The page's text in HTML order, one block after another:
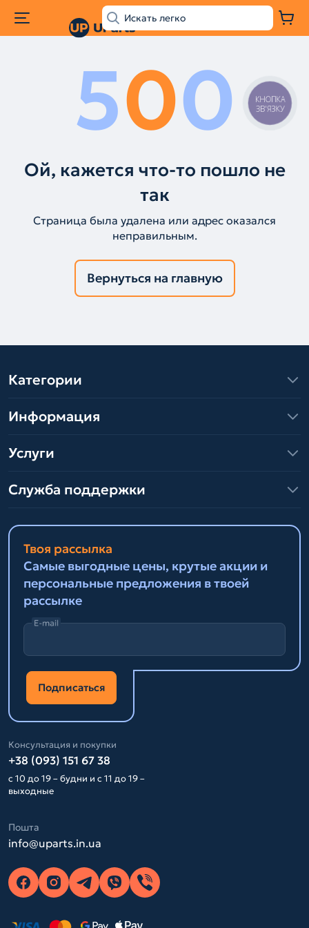
500
Ой, кажется что-то пошло не
так
Страница была удалена или адрес оказался
неправильным.
Вернуться на главную
Категории
Информация
Услуги
Служба поддержки
Твоя рассылка
Самые выгодные цены, крутые акции и
персональные предложения в твоей
рассылке
E-mail
Подписаться
Консультация и покупки
+38 (093) 151 67 38
с 10 до 19 – будни и с 11 до 19 –
выходные
Пошта
info@uparts.in.ua
КНОПКА
ЗВ'ЯЗКУ